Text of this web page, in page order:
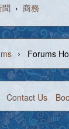
聞 › 商務
› Forums
Contact Us